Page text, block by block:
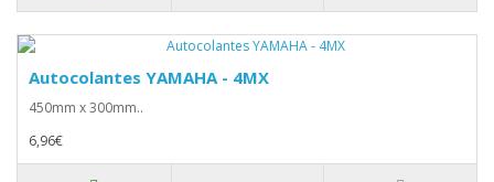
Autocolantes YAMAHA - 4MX
450mm x 300mm..
6,96€